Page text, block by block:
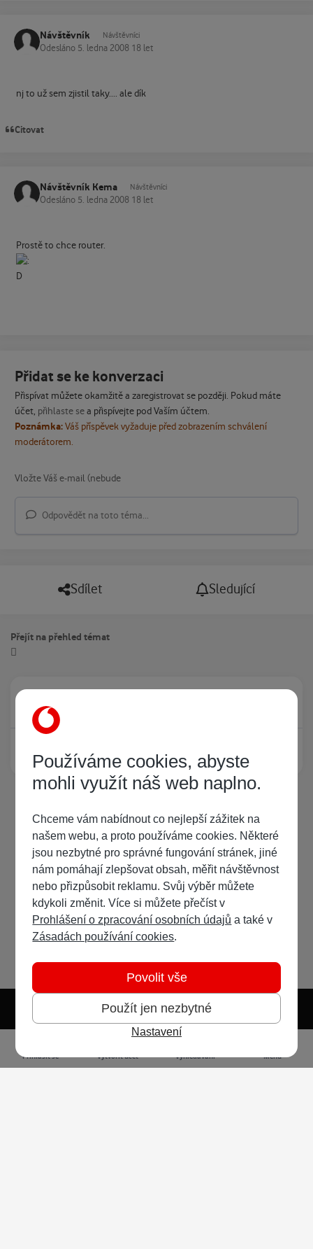
Návštěvník Návštěvníci
Odesláno 5. ledna 2008 18 let
nj to už sem zjistil taky.... ale dík
Citovat
Návštěvník Kema Návštěvníci
Odesláno 5. ledna 2008 18 let
Prostě to chce router.
Přidat se ke konverzaci
Přispívat můžete okamžitě a zaregistrovat se později. Pokud máte
účet, přihlaste sea přispívejte pod Vaším účtem.
Poznámka:Váš příspěvek vyžaduje před zobrazením schválení
moderátorem.
Odpovědět na toto téma...
Sdílet Sledující
Přejít na přehled témat
Právě prohlíží tuto stránku
Žádný registrovaný uživatel si neprohlíží tuto stránku
Světlý režim Předvolba systému
Přihlásit se Vytvořit účet Vyhledávání Menu
Používáme cookies, abyste
mohli využít náš web naplno.
Chceme vám nabídnout co nejlepší zážitek na
našem webu, a proto používáme cookies. Některé
jsou nezbytné pro správné fungování stránek, jiné
nám pomáhají zlepšovat obsah, měřit návštěvnost
nebo přizpůsobit reklamu. Svůj výběr můžete
kdykoli změnit. Více si můžete přečíst v
Prohlášení o zpracování osobních údajů a také v
Zásadách používání cookies.
Použít jen nezbytné
Povolit vše
Nastavení